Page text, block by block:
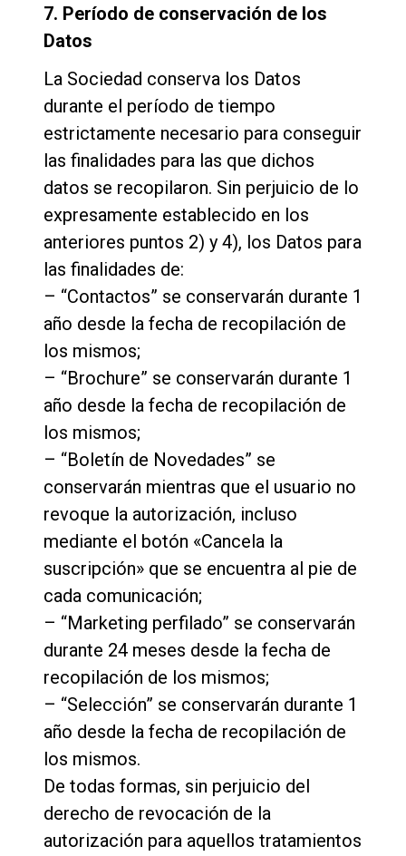
7. Período de conservación de los
Datos
La Sociedad conserva los Datos
durante el período de tiempo
estrictamente necesario para conseguir
las finalidades para las que dichos
datos se recopilaron. Sin perjuicio de lo
expresamente establecido en los
anteriores puntos 2) y 4), los Datos para
las finalidades de:
– “Contactos” se conservarán durante 1
año desde la fecha de recopilación de
los mismos;
– “Brochure” se conservarán durante 1
año desde la fecha de recopilación de
los mismos;
– “Boletín de Novedades” se
conservarán mientras que el usuario no
revoque la autorización, incluso
mediante el botón «Cancela la
suscripción» que se encuentra al pie de
cada comunicación;
– “Marketing perfilado” se conservarán
durante 24 meses desde la fecha de
recopilación de los mismos;
– “Selección” se conservarán durante 1
año desde la fecha de recopilación de
los mismos.
De todas formas, sin perjuicio del
derecho de revocación de la
autorización para aquellos tratamientos